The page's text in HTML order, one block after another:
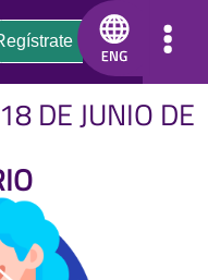
DE JUNIO DE